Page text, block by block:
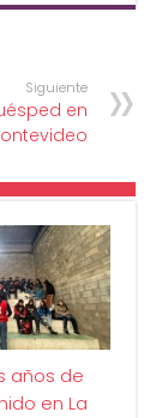
Siguiente
en
años de
en La